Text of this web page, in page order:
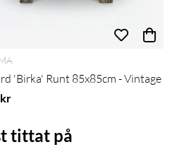
'Birka' Runt 85x85cm - Vintage
tittat på